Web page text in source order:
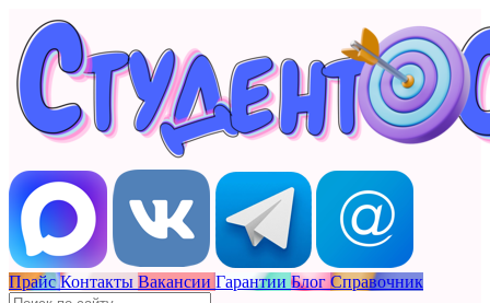
Прайс Контакты Вакансии Гарантии Блог Справочник